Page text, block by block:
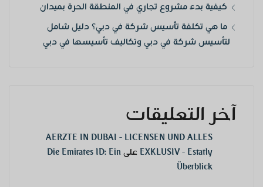
كيفية بدء مشروع تجاري في المنطقة الحرة بميدان
ما هي تكلفة تأسيس شركة في دبي؟ دليل شامل
لتأسيس شركة في دبي وتكاليف تأسيسها في دبي
آخر التعليقات
AERZTE IN DUBAI - LICENSEN UND ALLES
EXKLUSIV - Estatly على Die Emirates ID: Ein
Überblick